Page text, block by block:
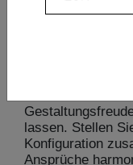
Für jeden, der
Qualität legt,
design eine
Formen und
lassen. Stellen
Konfiguration
Ansprüche